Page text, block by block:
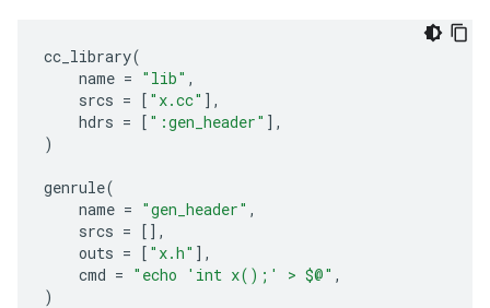
cc_library(
name = "lib" ,
srcs = [ "x.cc" ],
hdrs = [ ":gen_header" ],
)
genrule(
name = "gen_header" ,
srcs = [],
outs = [ "x.h" ],
cmd = "echo 'int x();' > $@" ,
)